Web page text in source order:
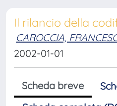
Il rilancio della
CAROCCIA,
2002-01-01
Scheda breve